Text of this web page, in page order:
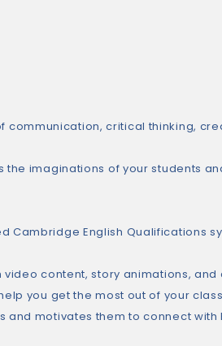
critical thinking,
imaginations of your students
Cambridge English Qualifications
content, story animations, and
you get the most out of your
motivates them to connect with